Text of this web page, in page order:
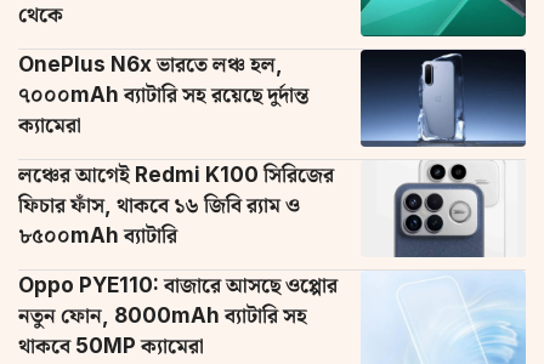
থেকে
OnePlus N6x ভারতে লঞ্চ হল,
৭০০০mAh ব্যাটারি সহ রয়েছে দুর্দান্ত
ক্যামেরা
লঞ্চের আগেই Redmi K100 সিরিজের
ফিচার ফাঁস, থাকবে ১৬ জিবি র‌্যাম ও
৮৫০০mAh ব্যাটারি
Oppo PYE110: বাজারে আসছে ওপ্পোর
নতুন ফোন, 8000mAh ব্যাটারি সহ
থাকবে 50MP ক্যামেরা